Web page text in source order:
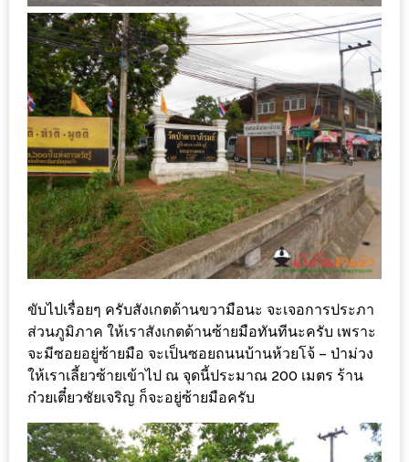
เชียงใหม่
CART
CHECKOUT
DRAFT
–
บาร์บีคิว
สาว
เหนือ
กับ
หนุ่ม
บ้านนา
เมนู
เด็ด
จาก
ANNA
ขับไปเรื่อยๆ ครับสังเกตด้านขวามือนะ จะเจอการประภา
ส่วนภูมิภาค ให้เราสังเกตด้านซ้ายมือทันทีนะครับ เพราะ
จะมีซอยอยู่ซ้ายมือ จะเป็นซอยถนนบ้านห้วยโจ้ – ป่าม่วง
ให้เราเลี้ยวซ้ายเข้าไป ณ จุดนี้ประมาณ 200 เมตร ร้าน
ก๋วยเตี๋ยวชัยเจริญ ก็จะอยู่ซ้ายมือครับ